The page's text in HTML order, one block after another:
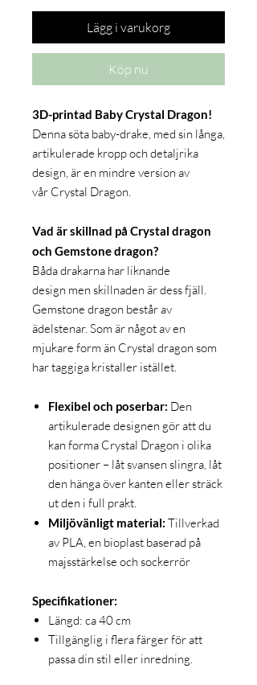
Lägg i varukorg
Köp nu
3D-printad Baby Crystal Dragon!
Denna söta baby-drake, med sin långa,
artikulerade kropp och detaljrika
design, är en mindre version av
vår Crystal Dragon.
Vad är skillnad på Crystal dragon
och Gemstone dragon?
Båda drakarna har liknande
design men skillnaden är dess fjäll.
Gemstone dragon består av
ädelstenar. Som är något av en
mjukare form än Crystal dragon som
har taggiga kristaller istället.
Flexibel och poserbar: Den
artikulerade designen gör att du
kan forma Crystal Dragon i olika
positioner – låt svansen slingra, låt
den hänga över kanten eller sträck
ut den i full prakt.
Miljövänligt material: Tillverkad
av PLA, en bioplast baserad på
majsstärkelse och sockerrör
Specifikationer:
Längd: ca 40 cm
Tillgänglig i flera färger för att
passa din stil eller inredning.